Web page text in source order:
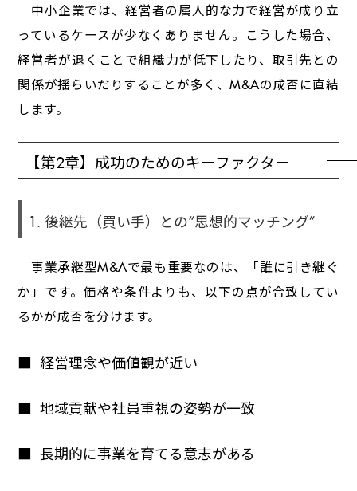
中小企業では、経営者の属人的な力で経営が成り立
っているケースが少なくありません。こうした場合、
経営者が退くことで組織力が低下したり、取引先との
関係が揺らいだりすることが多く、M&Aの成否に直結
します。
【第2章】成功のためのキーファクター
1. 後継先（買い手）との“思想的マッチング”
事業承継型M&Aで最も重要なのは、「誰に引き継ぐ
か」です。価格や条件よりも、以下の点が合致してい
るかが成否を分けます。
経営理念や価値観が近い
地域貢献や社員重視の姿勢が一致
長期的に事業を育てる意志がある